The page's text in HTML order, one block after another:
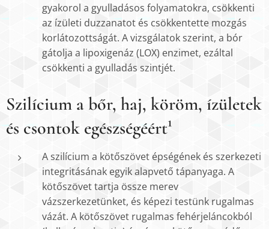
gyakorol a gyulladásos folyamatokra, csökkenti
az ízületi duzzanatot és csökkentette mozgás
korlátozottságát. A vizsgálatok szerint, a bór
gátolja a lipoxigenáz (LOX) enzimet, ezáltal
csökkenti a gyulladás szintjét.
Szilícium a bőr, haj, köröm, ízületek
és csontok egészségéért¹
A szilícium a kötőszövet épségének és szerkezeti
integritásának egyik alapvető tápanyaga. A
kötőszövet tartja össze merev
vázszerkezetünket, és képezi testünk rugalmas
vázát. A kötőszövet rugalmas fehérjeláncokból